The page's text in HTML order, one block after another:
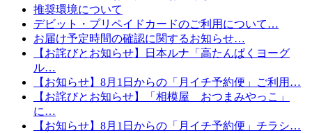
推奨環境について
デビット・プリペイドカードのご利用について…
お届け予定時間の確認に関するお知らせ…
【お詫びとお知らせ】日本ルナ「高たんぱくヨーグ
ル…
【お知らせ】8月1日からの「月イチ予約便」ご利用…
【お詫びとお知らせ】「相模屋 おつまみやっこ」
に…
【お知らせ】8月1日からの「月イチ予約便」チラシ…